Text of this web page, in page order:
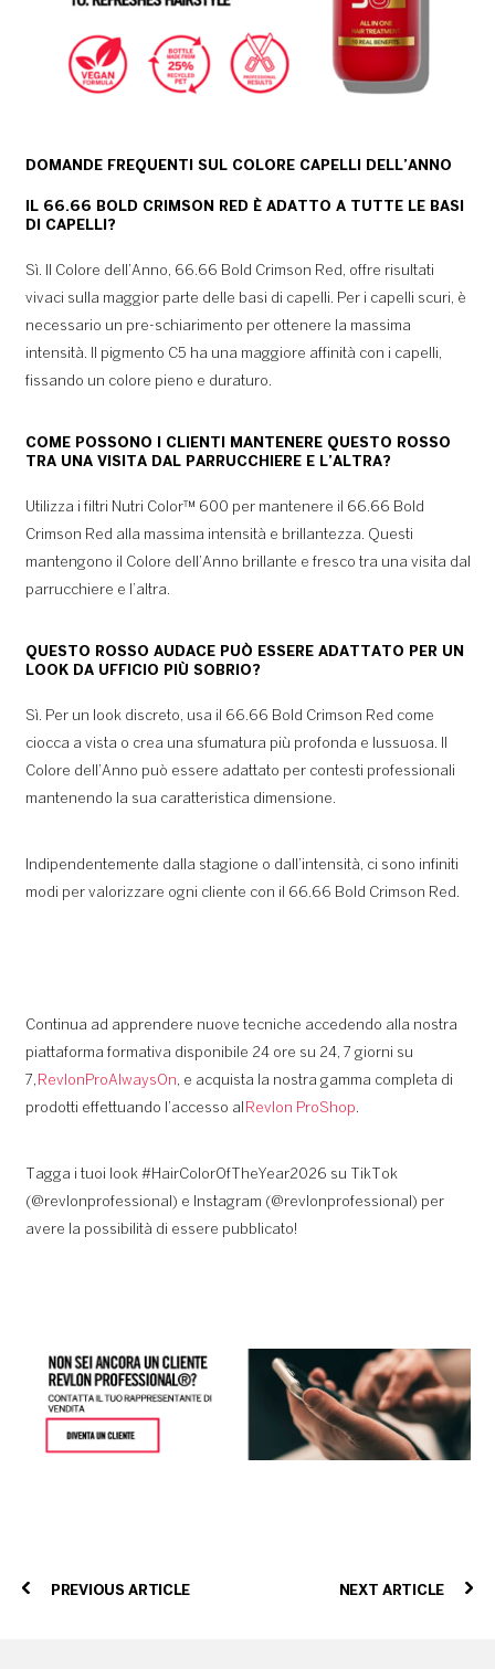
DOMANDE FREQUENTI SUL COLORE CAPELLI DELL’ANNO
IL 66.66 BOLD CRIMSON RED È ADATTO A TUTTE LE BASI
DI CAPELLI?
Sì. Il Colore dell’Anno, 66.66 Bold Crimson Red, offre risultati
vivaci sulla maggior parte delle basi di capelli. Per i capelli scuri, è
necessario un pre-schiarimento per ottenere la massima
intensità. Il pigmento C5 ha una maggiore affinità con i capelli,
fissando un colore pieno e duraturo.
COME POSSONO I CLIENTI MANTENERE QUESTO ROSSO
TRA UNA VISITA DAL PARRUCCHIERE E L’ALTRA?
Utilizza i filtri Nutri Color™ 600 per mantenere il 66.66 Bold
Crimson Red alla massima intensità e brillantezza. Questi
mantengono il Colore dell’Anno brillante e fresco tra una visita dal
parrucchiere e l’altra.
QUESTO ROSSO AUDACE PUÒ ESSERE ADATTATO PER UN
LOOK DA UFFICIO PIÙ SOBRIO?
Sì. Per un look discreto, usa il 66.66 Bold Crimson Red come
ciocca a vista o crea una sfumatura più profonda e lussuosa. Il
Colore dell’Anno può essere adattato per contesti professionali
mantenendo la sua caratteristica dimensione.
Indipendentemente dalla stagione o dall’intensità, ci sono infiniti
modi per valorizzare ogni cliente con il 66.66 Bold Crimson Red.
Continua ad apprendere nuove tecniche accedendo alla nostra
piattaforma formativa disponibile 24 ore su 24, 7 giorni su
7, RevlonProAlwaysOn, e acquista la nostra gamma completa di
prodotti effettuando l’accesso al Revlon ProShop.
Tagga i tuoi look #HairColorOfTheYear2026 su TikTok
(@revlonprofessional) e Instagram (@revlonprofessional) per
avere la possibilità di essere pubblicato!
PREVIOUS ARTICLE NEXT ARTICLE